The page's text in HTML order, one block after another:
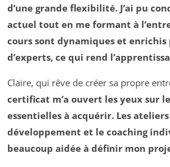
d’une grande flexibilité. J’ai pu
actuel tout en me formant à
cours sont dynamiques et enrichis
d’experts, ce qui rend
Claire, qui rêve de créer sa propre
certificat m’a ouvert les yeux sur
essentielles à acquérir. Les ateliers
développement et le coaching
beaucoup aidée à définir mon